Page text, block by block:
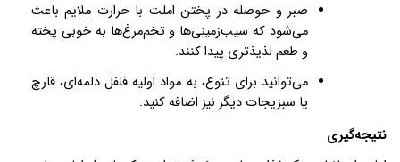
صبر و حوصله در پختن املت با حرارت ملایم باعث
می‌شود که سیب‌زمینی‌ها و تخم‌مرغ‌ها به خوبی پخته
و طعم لذیذتری پیدا کنند.
می‌توانید برای تنوع، به مواد اولیه فلفل دلمه‌ای، قارچ
یا سبزیجات دیگر نیز اضافه کنید.
نتیجه‌گیری